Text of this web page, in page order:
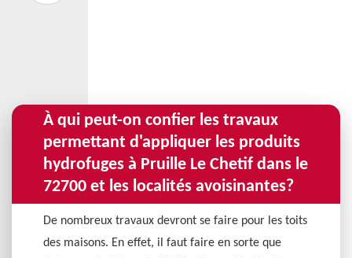
À qui peut-on confier les travaux
permettant d'appliquer les produits
hydrofuges à Pruille Le Chetif dans le
72700 et les localités avoisinantes?
De nombreux travaux devront se faire pour les toits
des maisons. En effet, il faut faire en sorte que